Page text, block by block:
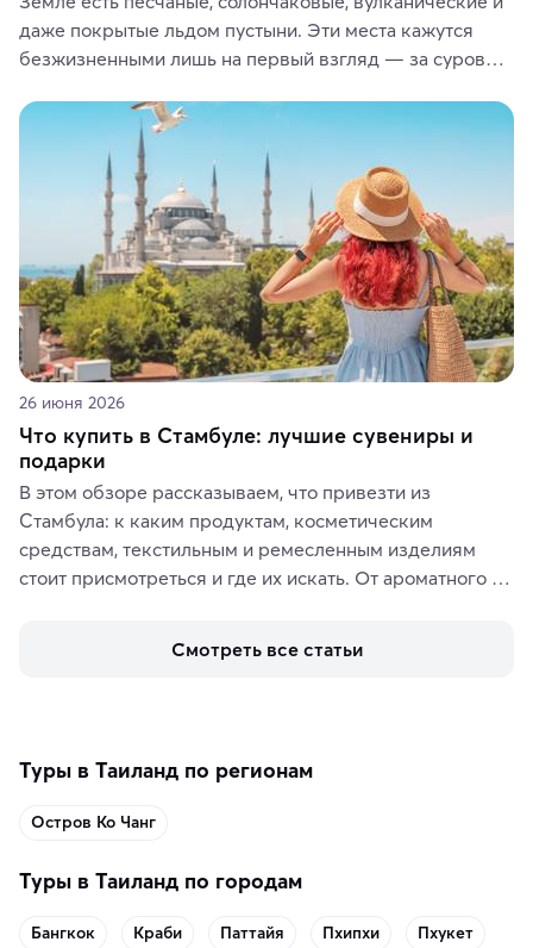
даже покрытые льдом пустыни. Эти места кажутся
безжизненными лишь на первый взгляд — за суровой
животные и маршруты, которые дарят одни из самых
ярких впечатлений от путешествий.
26 июня 2026
Что купить в Стамбуле: лучшие сувениры и
подарки
В этом обзоре рассказываем, что привезти из
Стамбула: к каким продуктам, косметическим
средствам, текстильным и ремесленным изделиям
стоит присмотреться и где их искать. От ароматного
аутентичных лавках — в подарок близким или себе на
Смотреть все статьи
Туры в Таиланд по регионам
Остров Ко Чанг
Туры в Таиланд по городам
Бангкок Краби Паттайя Пхипхи Пхукет